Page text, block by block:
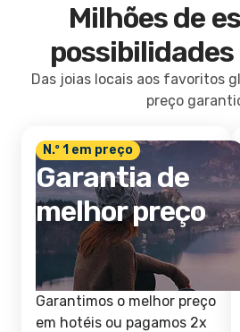
Milhões de
Das joias locais aos favoritos
preço
N.º 1 em preço
Garantia de
melhor preço
Garantimos o melhor preço
em hotéis ou pagamos 2x